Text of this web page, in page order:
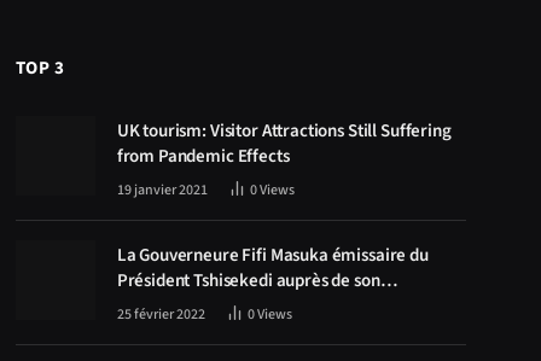
TOP 3
UK tourism: Visitor Attractions Still Suffering
from Pandemic Effects
19 janvier 2021 0Views
La Gouverneure Fifi Masuka émissaire du
Président Tshisekedi auprès de son
homologue Zambien Hichilema, la
25 février 2022 0Views